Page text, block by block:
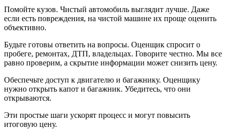
Помойте кузов. Чистый автомобиль выглядит лучше. Даже
если есть повреждения, на чистой машине их проще оценить
объективно.
Будьте готовы ответить на вопросы. Оценщик спросит о
пробеге, ремонтах, ДТП, владельцах. Говорите честно. Мы все
равно проверим, а скрытие информации может снизить цену.
Обеспечьте доступ к двигателю и багажнику. Оценщику
нужно открыть капот и багажник. Убедитесь, что они
открываются.
Эти простые шаги ускорят процесс и могут повысить
итоговую цену.